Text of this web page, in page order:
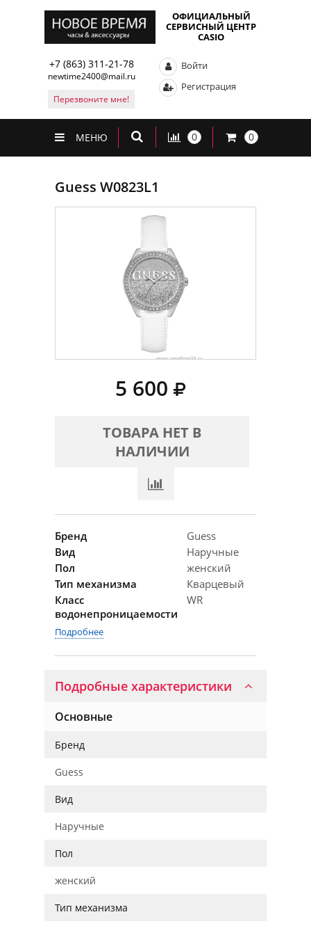
ОФИЦИАЛЬНЫЙ
СЕРВИСНЫЙ ЦЕНТР
CASIO
+7 (863) 311-21-78
newtime2400@mail.ru
Перезвоните мне!
Войти
Регистрация
МЕНЮ 0 0
Guess W0823L1
5 600
ТОВАРА НЕТ В
НАЛИЧИИ
Бренд
Guess
Вид
Наручные
Пол
женский
Тип механизма
Кварцевый
Класс
водонепроницаемости
WR
Подробнее
Подробные характеристики
Основные
Бренд
Guess
Вид
Наручные
Пол
женский
Тип механизма